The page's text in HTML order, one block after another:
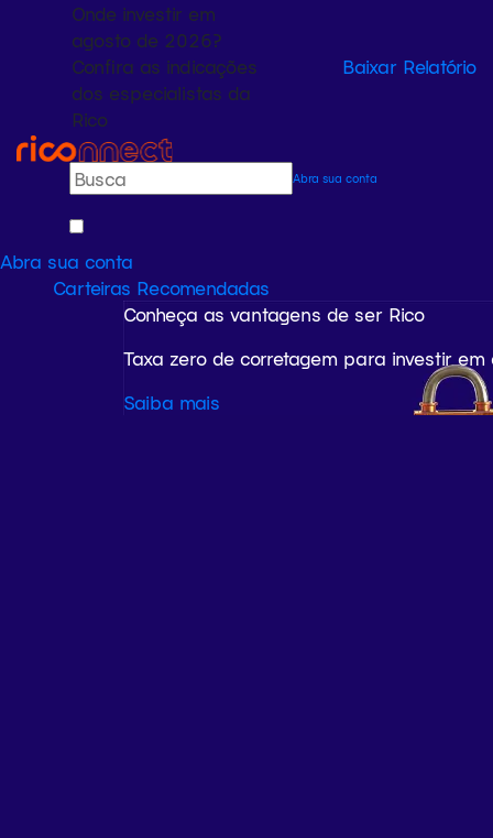
Onde investir em
agosto de 2026?
Confira as indicações
dos especialistas da
Rico
Baixar Relatório
Abra sua conta
Abra sua conta
Carteiras Recomendadas
Conheça as vantagens de ser Rico
Taxa zero de corretagem para investir
Saiba mais